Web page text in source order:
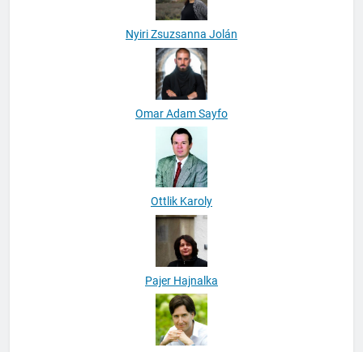
Nyiri Zsuzsanna Jolán
Omar Adam Sayfo
Ottlik Karoly
Pajer Hajnalka